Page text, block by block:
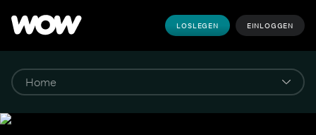
LOSLEGEN EINLOGGEN